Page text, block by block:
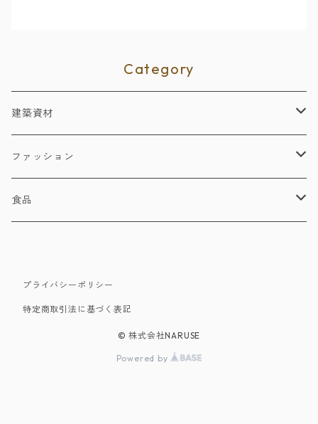
Category
建築資材
建材
照明器具
ファッション
洋服
食品
NUWARA ELIYA（ヌワラエリア）
プライバシーポリシー
特定商取引法に基づく表記
© 株式会社NARUSE
Powered by